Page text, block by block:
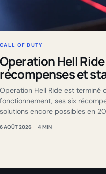
CALL OF DUTY
Operation Hell
récompenses et
Operation Hell Ride est terminé
fonctionnement, ses six
solutions encore possibles en
6 AOÛT 2026 4 MIN